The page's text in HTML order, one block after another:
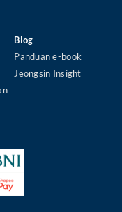
Blog
Panduan e-book
Jeongsin Insight